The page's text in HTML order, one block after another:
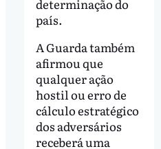
determinação do
país.
A Guarda também
afirmou que
qualquer ação
hostil ou erro de
cálculo estratégico
dos adversários
receberá uma